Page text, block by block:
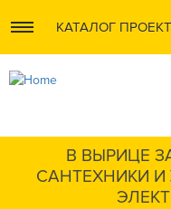
КАТАЛОГ
В ВЫРИЦЕ
САНТЕХНИКИ